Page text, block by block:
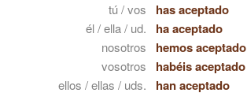
tú / vos has aceptado
él / ella / ud. ha aceptado
nosotros hemos aceptado
vosotros habéis aceptado
ellos / ellas / uds. han aceptado